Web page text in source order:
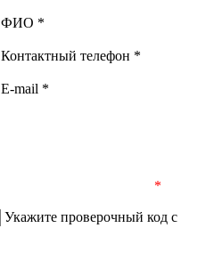
ФИО *
Контактный телефон *
E-mail *
*
Укажите проверочный код с